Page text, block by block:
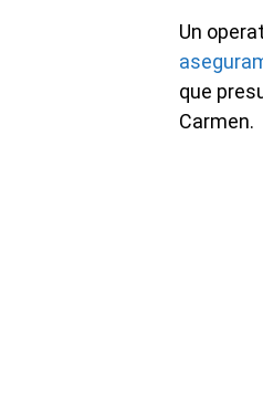
Un
que
Carmen.